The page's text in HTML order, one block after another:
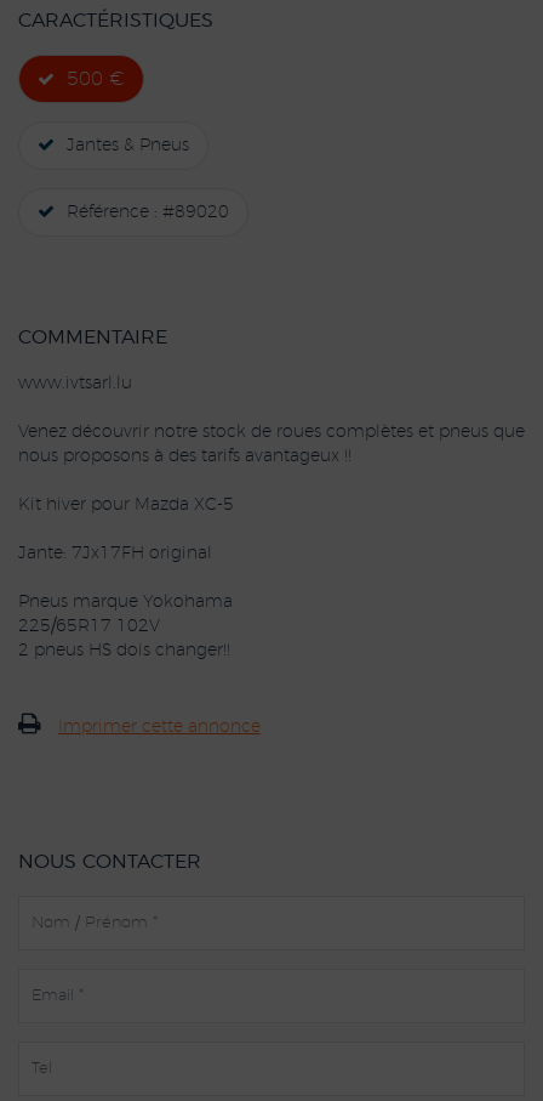
CARACTÉRISTIQUES
500 €
Jantes & Pneus
Référence : #89020
COMMENTAIRE
www.ivtsarl.lu
Venez découvrir notre stock de roues complètes et pneus que
nous proposons à des tarifs avantageux !!
Kit hiver pour Mazda XC-5
Jante: 7Jx17FH original
Pneus marque Yokohama
225/65R17 102V
2 pneus HS dois changer!!
Imprimer cette annonce
NOUS CONTACTER